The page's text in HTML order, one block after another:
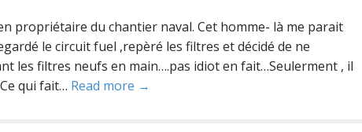
propriétaire du chantier naval. Cet homme- là me parait
le circuit fuel ,repèré les filtres et décidé de ne
les filtres neufs en main….pas idiot en fait…Seulerment , il
qui fait… Read more →